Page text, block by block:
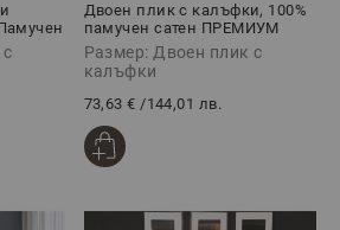
Двоен плик с калъфки, 100%
памучен сатен ПРЕМИУМ
КЛАСИК БЕЖОВО, 3 части
Размер: Двоен плик с
калъфки
73,63 € /144,01 лв.